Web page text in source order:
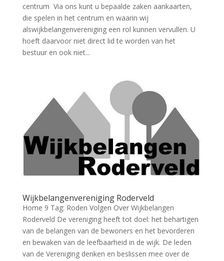
centrum Via ons kunt u bepaalde zaken aankaarten,
die spelen in het centrum en waarin wij
alswijkbelangenvereniging een rol kunnen vervullen. U
hoeft daarvoor niet direct lid te worden van het
bestuur en ook niet...
Wijkbelangenvereniging Roderveld
Home 9 Tag: Roden Volgen Over Wijkbelangen
Roderveld De vereniging heeft tot doel: het behartigen
van de belangen van de bewoners en het bevorderen
en bewaken van de leefbaarheid in de wijk. De leden
van de Vereniging denken en beslissen mee over de